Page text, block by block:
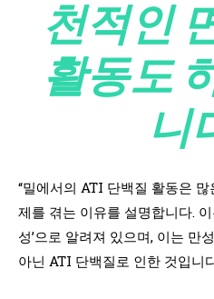
천적인
활동도
니
“밀에서의 ATI 단백질 활동은
제를 겪는 이유를 설명합니다.
성’으로 알려져 있으며, 이는 만
아닌 ATI 단백질로 인한 것입니